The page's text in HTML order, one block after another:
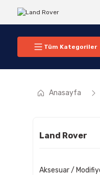
Tüm Kategoriler
Anasayfa
Land Rover
Aksesuar /